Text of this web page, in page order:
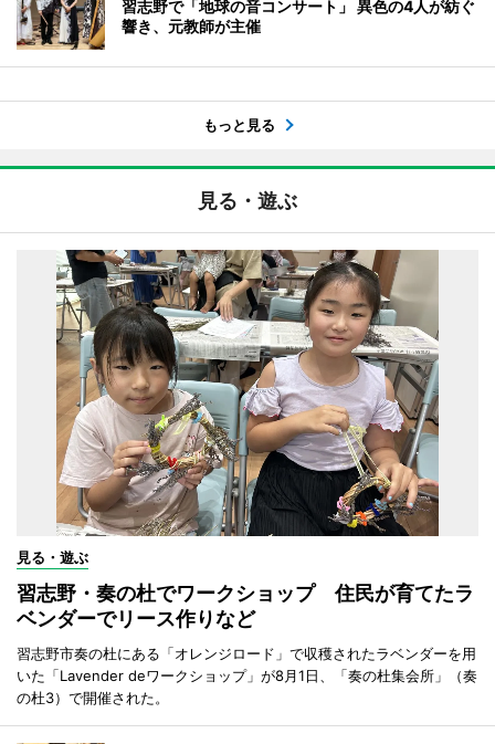
習志野で「地球の音コンサート」 異色の4人が紡ぐ
響き、元教師が主催
もっと見る
見る・遊ぶ
見る・遊ぶ
習志野・奏の杜でワークショップ 住民が育てたラ
ベンダーでリース作りなど
習志野市奏の杜にある「オレンジロード」で収穫されたラベンダーを用
いた「Lavender deワークショップ」が8月1日、「奏の杜集会所」（奏
の杜3）で開催された。